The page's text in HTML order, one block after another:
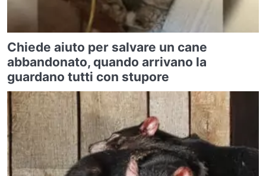
Chiede aiuto per salvare un cane
abbandonato, quando arrivano la
guardano tutti con stupore